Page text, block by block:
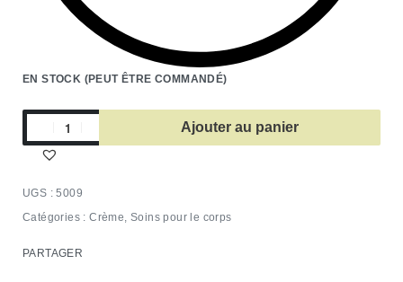
EN STOCK (PEUT ÊTRE COMMANDÉ)
Ajouter au panier
5009
Catégories :Crème,Soins pour le corps
PARTAGER